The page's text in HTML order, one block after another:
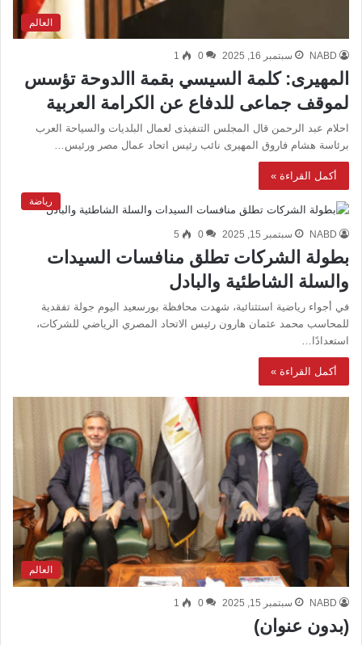
العالم
NABD سبتمبر 16, 2025 0
1
المهيرى: كلمة السيسي بقمة االدوحة تؤسس
لموقف جماعى للدفاع عن الكرامة العربية
احلام عبد الرحمن قال المجلس التنفيذى لعمال البلديات والسياحة العرب
برئاسة هشام فاروق المهيرى نائب رئيس اتحاد عمال مصر ورئيس…
أكمل القراءة »
رياضة
NABD سبتمبر 15, 2025 0
5
بطولة الشركات تطلق منافسات السيدات
والسلة الشاطئية والبادل
في أجواء رياضية استثنائية، شهدت محافظة بورسعيد اليوم جولة تفقدية
للمحاسب محمد عثمان هارون رئيس الاتحاد المصري الرياضي للشركات،
استعدادًا…
أكمل القراءة »
العالم
NABD سبتمبر 15, 2025 0
1
(بدون عنوان)